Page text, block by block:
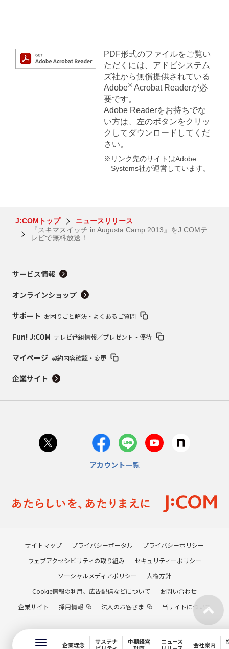
PDF形式のファイルをご覧い
ただくには、アドビシステム
ズ社から無償提供されている
Adobe®Acrobat Readerが必
要です。
Adobe Readerをお持ちでな
い方は、左のボタンをクリッ
クしてダウンロードしてくだ
さい。
※リンク先のサイトはAdobe
Systems社が運営しています。
J:COMトップ
ニュースリリース
『スキマスイッチ in Augusta Camp 2013』をJ:COMテ
レビで無料放送！
企業理念
サステナ
中期経営
ニュース
会社案内
サービス情報
オンラインショップ
サポート お困りごと解決・よくあるご質問
Fun! J:COM テレビ番組情報／プレゼント・優待
マイページ 契約内容確認・変更
企業サイト
アカウント一覧
サイトマップ プライバシーポータル
プライバシーポリシー
ウェブアクセシビリティの取り組み
セキュリティーポリシー
ソーシャルメディアポリシー
人権方針
Cookie情報の利用、広告配信などについて
お問い合わせ
企業サイト
採用情報 法人のお客さま 当サイトについて